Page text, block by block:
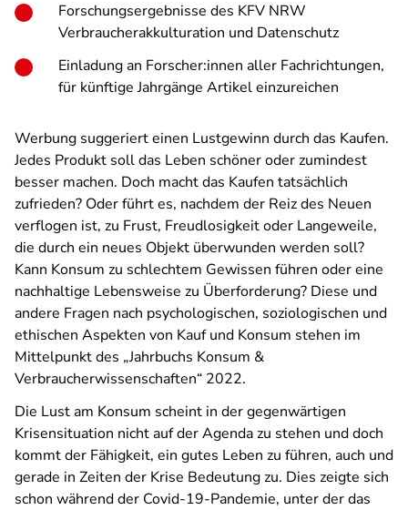
Forschungsergebnisse des KFV NRW
Verbraucherakkulturation und Datenschutz
Einladung an Forscher:innen aller Fachrichtungen,
für künftige Jahrgänge Artikel einzureichen
Werbung suggeriert einen Lustgewinn durch das Kaufen.
Jedes Produkt soll das Leben schöner oder zumindest
besser machen. Doch macht das Kaufen tatsächlich
zufrieden? Oder führt es, nachdem der Reiz des Neuen
verflogen ist, zu Frust, Freudlosigkeit oder Langeweile,
die durch ein neues Objekt überwunden werden soll?
Kann Konsum zu schlechtem Gewissen führen oder eine
nachhaltige Lebensweise zu Überforderung? Diese und
andere Fragen nach psychologischen, soziologischen und
ethischen Aspekten von Kauf und Konsum stehen im
Mittelpunkt des „Jahrbuchs Konsum &
Verbraucherwissenschaften“ 2022.
Die Lust am Konsum scheint in der gegenwärtigen
Krisensituation nicht auf der Agenda zu stehen und doch
kommt der Fähigkeit, ein gutes Leben zu führen, auch und
gerade in Zeiten der Krise Bedeutung zu. Dies zeigte sich
schon während der Covid-19-Pandemie, unter der das